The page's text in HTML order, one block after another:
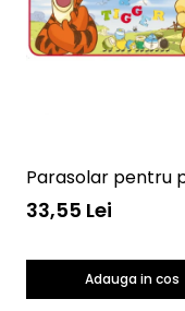
Parasolar pentru
33,55 Lei
Adauga in cos